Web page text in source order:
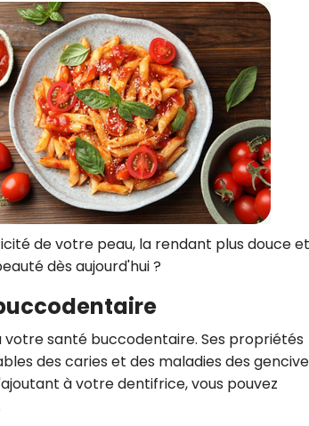
de votre peau, la rendant plus douce et
dès aujourd'hui ?
santé buccodentaire. Ses propriétés
des caries et des maladies des
à votre dentifrice, vous pouvez